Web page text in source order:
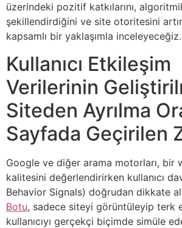
üzerindeki pozitif katkılarını,
şekillendirdiğini ve site otoritesini
kapsamlı bir yaklaşımla inceleyeceğiz.
Kullanıcı Etkileşim
Verilerinin
Siteden Ayrılma
Sayfada Geçirilen
Google ve diğer arama motorları, bir
kalitesini değerlendirirken kullanıcı
Behavior Signals) doğrudan dikkate
Botu, sadece siteyi görüntüleyip terk
kullanıcıyı gerçekçi biçimde simüle